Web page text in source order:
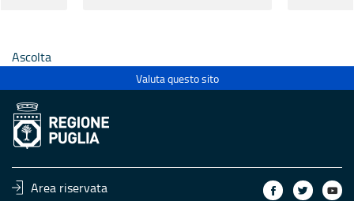
Ascolta
Valuta questo sito
Area riservata